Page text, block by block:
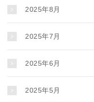
2025年8月
2025年7月
2025年6月
2025年5月